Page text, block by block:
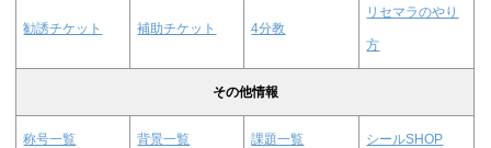
勧誘チケット 補助チケット 4分教
リセマラのやり
方
その他情報
称号一覧 背景一覧 課題一覧 シールSHOP